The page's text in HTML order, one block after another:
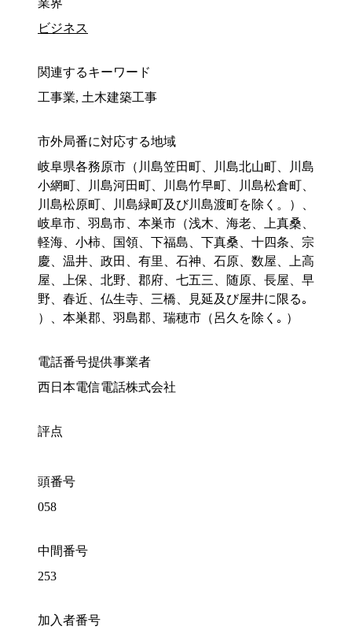
業界
ビジネス
関連するキーワード
工事業, 土木建築工事
市外局番に対応する地域
岐阜県各務原市（川島笠田町、川島北山町、川島
小網町、川島河田町、川島竹早町、川島松倉町、
川島松原町、川島緑町及び川島渡町を除く。）、
岐阜市、羽島市、本巣市（浅木、海老、上真桑、
軽海、小柿、国領、下福島、下真桑、十四条、宗
慶、温井、政田、有里、石神、石原、数屋、上高
屋、上保、北野、郡府、七五三、随原、長屋、早
野、春近、仏生寺、三橋、見延及び屋井に限る｡
）、本巣郡、羽島郡、瑞穂市（呂久を除く｡ ）
電話番号提供事業者
西日本電信電話株式会社
評点
頭番号
058
中間番号
253
加入者番号